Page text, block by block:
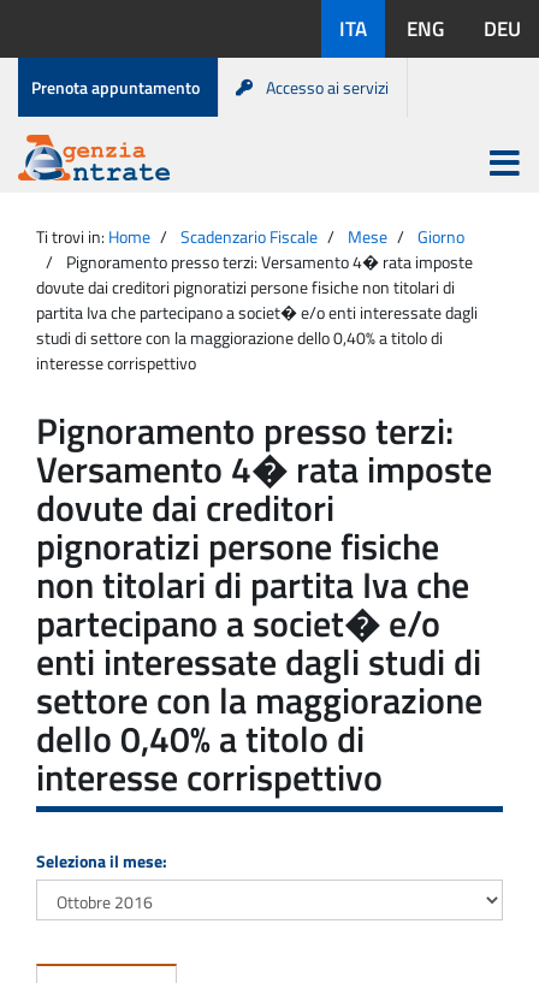
contenuto
disponibili:
ITA ENG DEU
Menu
di
servizio
Prenota appuntamento Accesso ai servizi
Agenzia
Entrate
Apri
menu
principale
Ti trovi in: Home Scadenzario Fiscale Mese
Giorno
Pignoramento presso terzi: Versamento 4� rata imposte
dovute dai creditori pignoratizi persone fisiche non titolari di
partita Iva che partecipano a societ� e/o enti interessate dagli
studi di settore con la maggiorazione dello 0,40% a titolo di
interesse corrispettivo
Pignoramento presso terzi:
Versamento 4� rata imposte
dovute dai creditori
pignoratizi persone fisiche
non titolari di partita Iva che
partecipano a societ� e/o
enti interessate dagli studi di
settore con la maggiorazione
dello 0,40% a titolo di
interesse corrispettivo
Seleziona il mese: